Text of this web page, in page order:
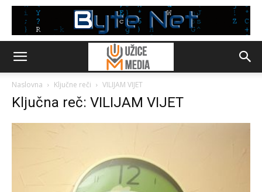
Naslovna Ključne reči VILIJAM VIJET
Ključna reč: VILIJAM VIJET